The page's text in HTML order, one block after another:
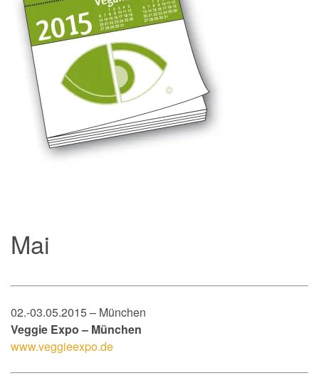
Mai
02.-03.05.2015 – München
Veggie Expo – München
www.veggieexpo.de